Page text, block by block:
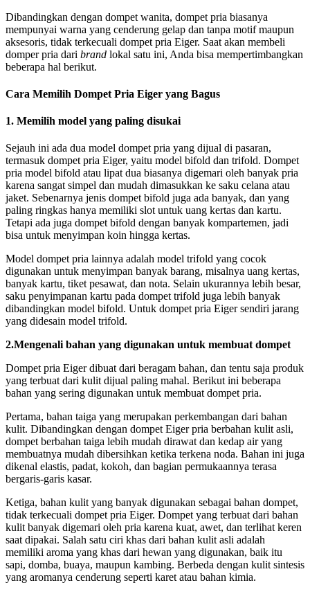
Dibandingkan dengan dompet wanita, dompet pria biasanya
mempunyai warna yang cenderung gelap dan tanpa motif maupun
aksesoris, tidak terkecuali dompet pria Eiger. Saat akan membeli
domper pria dari brand lokal satu ini, Anda bisa mempertimbangkan
beberapa hal berikut.
Cara Memilih Dompet Pria Eiger yang Bagus
1. Memilih model yang paling disukai
Sejauh ini ada dua model dompet pria yang dijual di pasaran,
termasuk dompet pria Eiger, yaitu model bifold dan trifold. Dompet
pria model bifold atau lipat dua biasanya digemari oleh banyak pria
karena sangat simpel dan mudah dimasukkan ke saku celana atau
jaket. Sebenarnya jenis dompet bifold juga ada banyak, dan yang
paling ringkas hanya memiliki slot untuk uang kertas dan kartu.
Tetapi ada juga dompet bifold dengan banyak kompartemen, jadi
bisa untuk menyimpan koin hingga kertas.
Model dompet pria lainnya adalah model trifold yang cocok
digunakan untuk menyimpan banyak barang, misalnya uang kertas,
banyak kartu, tiket pesawat, dan nota. Selain ukurannya lebih besar,
saku penyimpanan kartu pada dompet trifold juga lebih banyak
dibandingkan model bifold. Untuk dompet pria Eiger sendiri jarang
yang didesain model trifold.
2.Mengenali bahan yang digunakan untuk membuat dompet
Dompet pria Eiger dibuat dari beragam bahan, dan tentu saja produk
yang terbuat dari kulit dijual paling mahal. Berikut ini beberapa
bahan yang sering digunakan untuk membuat dompet pria.
Pertama, bahan taiga yang merupakan perkembangan dari bahan
kulit. Dibandingkan dengan dompet Eiger pria berbahan kulit asli,
dompet berbahan taiga lebih mudah dirawat dan kedap air yang
membuatnya mudah dibersihkan ketika terkena noda. Bahan ini juga
dikenal elastis, padat, kokoh, dan bagian permukaannya terasa
bergaris-garis kasar.
Ketiga, bahan kulit yang banyak digunakan sebagai bahan dompet,
tidak terkecuali dompet pria Eiger. Dompet yang terbuat dari bahan
kulit banyak digemari oleh pria karena kuat, awet, dan terlihat keren
saat dipakai. Salah satu ciri khas dari bahan kulit asli adalah
memiliki aroma yang khas dari hewan yang digunakan, baik itu
sapi, domba, buaya, maupun kambing. Berbeda dengan kulit sintesis
yang aromanya cenderung seperti karet atau bahan kimia.